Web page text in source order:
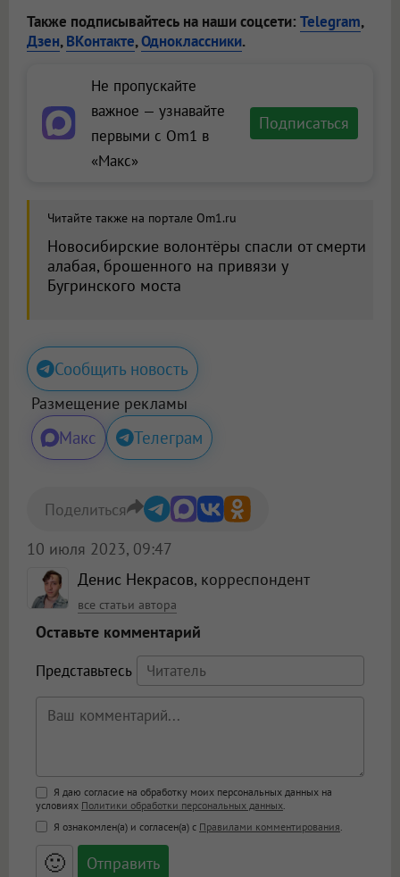
Также подписывайтесь на наши соцсети: Telegram,
Дзен,ВКонтакте,Одноклассники.
Не пропускайте
важное — узнавайте
первыми с Om1 в
«Макс»
Подписаться
Читайте также на портале Om1.ru
Новосибирские волонтёры спасли от смерти
алабая, брошенного на привязи у
Бугринского моста
Сообщить новость
Размещение рекламы
Макс Телеграм
Денис Некрасов, корреспондент
все статьи автора
10 июля 2023, 09:47
Поделиться
Оставьте комментарий
Представьтесь
Поддержка HTML
<b>, <strong>, <u>, <i>, <em>, <s>, <big>,
<small>, <sup>, <sub>, <pre>, <ul>, <ol>, <li>,
<blockquote>, <code> экранирует HTML,
адреса URL автоматически становятся
Я даю согласие на обработку моих персональных данных на
условиях Политики обработки персональных данных
Я ознакомлен(а) и согласен(а) с Правилами комментирования
🙂